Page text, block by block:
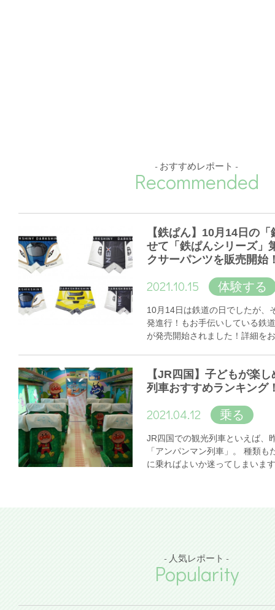
- おすすめレポート -
Recommended
【鉄ぱん】10月14日の
せて「鉄ぱんシリーズ」
クサーパンツを販売開始
2021.10.15 体験する
10月14日は鉄道の日でしたが、
発進行！もお手伝いしている鉄
が発売開始されました！詳細をお
【JR四国】子どもが楽
列車おすすめランキング
2021.04.12 乗る
JR四国での観光列車といえば、
「アンパンマン列車」。 種類も
に乗ればよいか迷ってしまいます
- 人気レポート -
Popularity